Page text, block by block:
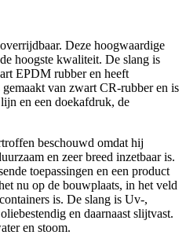
Deze hoogwaardige
hoogste kwaliteit. De slang is
EPDM rubber en heeft
van zwart CR-rubber en is
en een doekafdruk, de
beschouwd omdat hij
en zeer breed inzetbaar is.
toepassingen en een product
nu op de bouwplaats, in het veld
is. De slang is Uv-,
en daarnaast slijtvast.
en stoom.